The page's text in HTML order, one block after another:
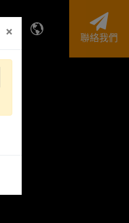
聯絡我們
×